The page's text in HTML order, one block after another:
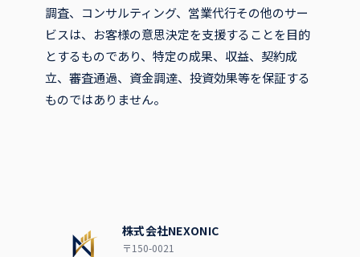
調査、コンサルティング、営業代行その他のサー
ビスは、お客様の意思決定を支援することを目的
とするものであり、特定の成果、収益、契約成
立、審査通過、資金調達、投資効果等を保証する
ものではありません。
株式会社NEXONIC
〒150-0021